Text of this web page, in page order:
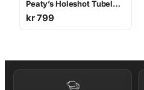
Peaty’s Holeshot Tubeless Conversion Kit 32mm – Enduro / DH
kr799